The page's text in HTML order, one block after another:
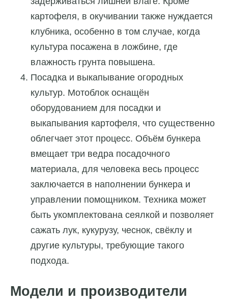
картофеля, в окучивании также нуждается
клубника, особенно в том случае, когда
культура посажена в ложбине, где
влажность грунта повышена.
Посадка и выкапывание огородных
культур. Мотоблок оснащён
оборудованием для посадки и
выкапывания картофеля, что существенно
облегчает этот процесс. Объём бункера
вмещает три ведра посадочного
материала, для человека весь процесс
заключается в наполнении бункера и
управлении помощником. Техника может
быть укомплектована сеялкой и позволяет
сажать лук, кукурузу, чеснок, свёклу и
другие культуры, требующие такого
подхода.
Модели и производители